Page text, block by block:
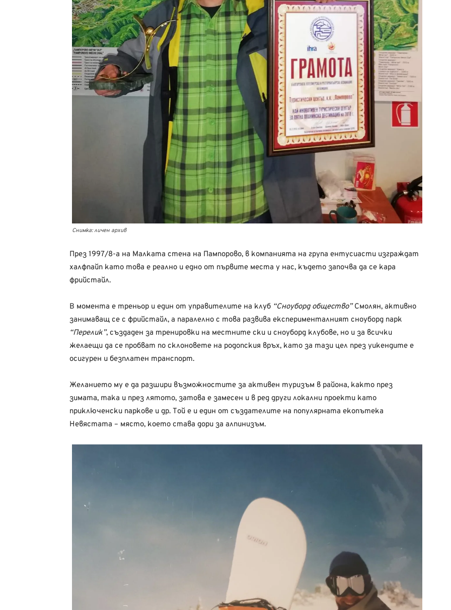
Снимка: личен архив
През 1997/8-а на Малката стена на Пампорово, в компанията на група ентусиасти изграждат
халфпайп като това е реално и едно от първите места у нас, където започва да се кара
фрийстайл.
В момента е треньор и един от управителите на клуб “Сноуборд общество”Смолян, активно
занимаващ се с фрийстайл, а паралелно с това развива експерименталният сноуборд парк
“Перелик”, създаден за тренировки на местните ски и сноуборд клубове, но и за всички
желаещи да се пробват по склоновете на родопския връх, като за тази цел през уикендите е
осигурен и безплатен транспорт.
Желанието му е да разшири възможностите за активен туризъм в района, както през
зимата, така и през лятото, затова е замесен и в ред други локални проекти като
приключенски паркове и др. Той е и един от създателите на популярната екопътека
Невястата – място, което става дори за алпинизъм.